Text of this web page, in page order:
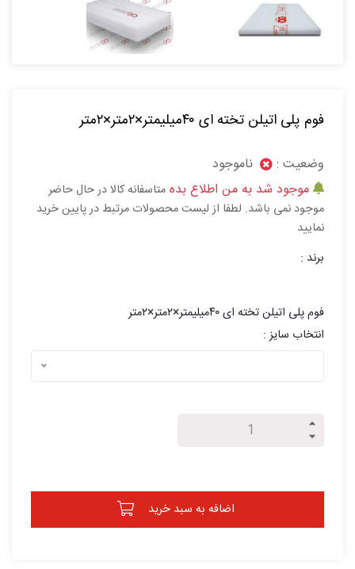
فوم پلی اتیلن تخته ای ۴۰میلیمتر×۲متر×۲متر
وضعیت :
ناموجود
موجود شد به من اطلاع بده متاسفانه کالا در حال حاضر
موجود نمی باشد. لطفا از لیست محصولات مرتبط در پایین خرید
نمایید
برند :
فوم پلی اتیلن تخته ای ۴۰میلیمتر×۲متر×۲متر
انتخاب سایز :
اضافه به سبد خرید